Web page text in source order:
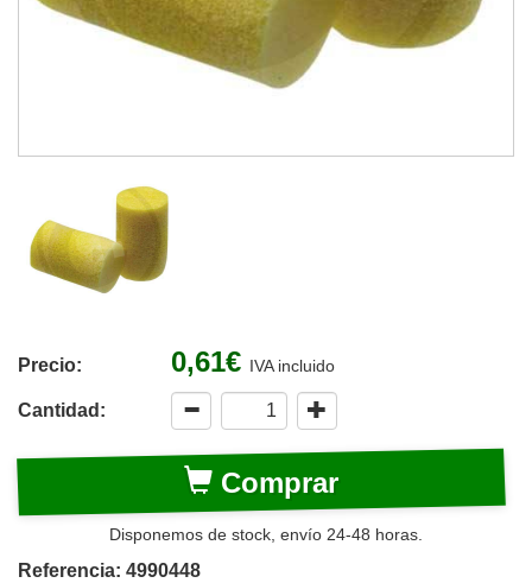
Precio: 0,61€ IVA incluido
Cantidad:
Comprar
Disponemos de stock, envío 24-48 horas.
Referencia: 4990448